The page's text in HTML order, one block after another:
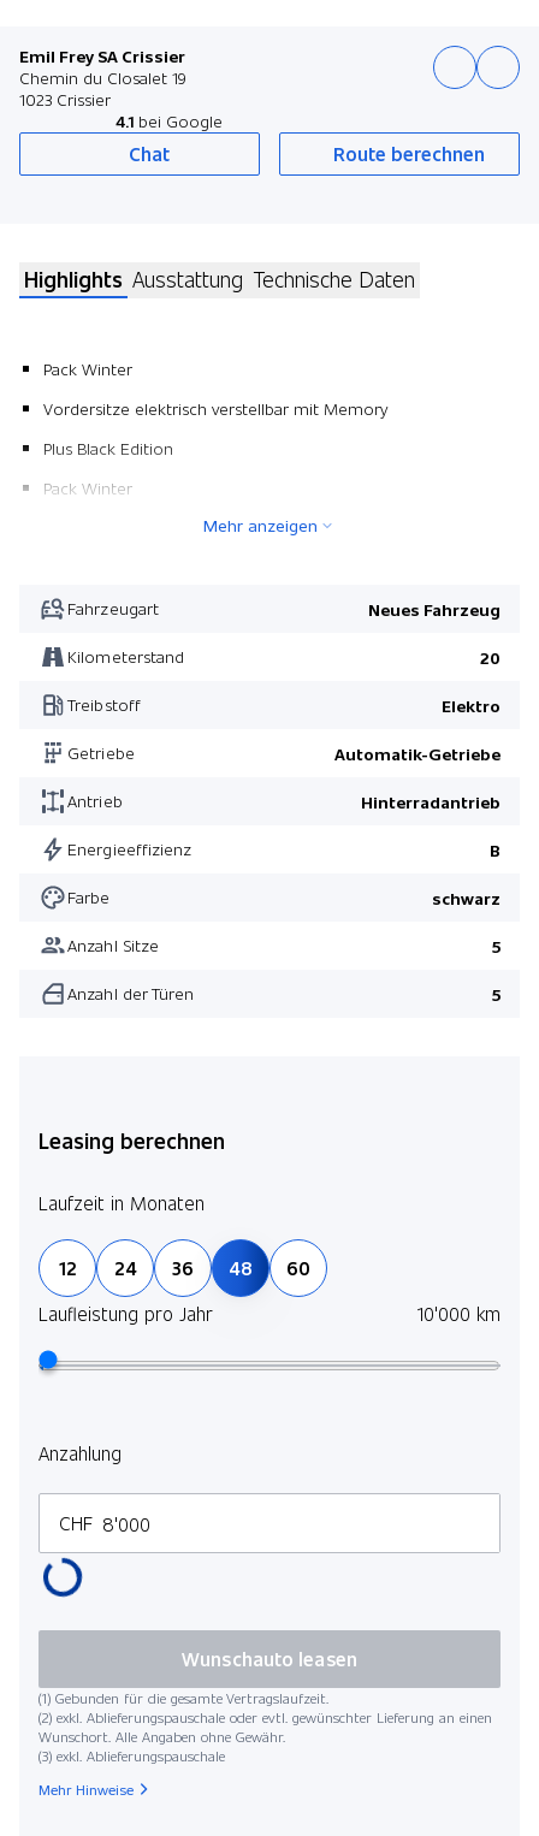
Emil Frey SA Crissier
Chemin du Closalet 19
1023 Crissier
4.1 bei Google
Chat Route berechnen
Highlights Ausstattung Technische Daten
Pack Winter
Vordersitze elektrisch verstellbar mit Memory
Plus Black Edition
Pack Winter
Mehr anzeigen
Fahrzeugart Neues Fahrzeug
Kilometerstand 20
Treibstoff Elektro
Getriebe Automatik-Getriebe
Antrieb Hinterradantrieb
Energieeffizienz B
Farbe schwarz
Anzahl Sitze 5
Anzahl der Türen 5
Leasing berechnen
Laufzeit in Monaten
12 24 36 48
60
Laufleistung pro Jahr
10'000 km
Anzahlung
CHF
(1) Gebunden für die gesamte Vertragslaufzeit.
(2) exkl. Ablieferungspauschale oder evtl. gewünschter Lieferung an einen
Wunschort. Alle Angaben ohne Gewähr.
(3) exkl. Ablieferungspauschale
Wunschauto leasen
Mehr Hinweise